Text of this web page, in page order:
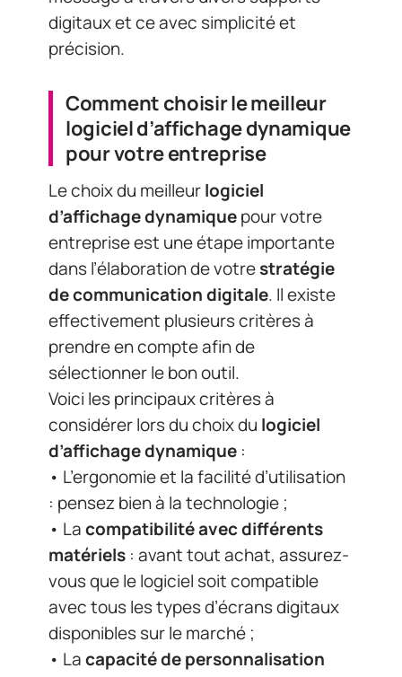
d’affichage dynamiquepour votre
entreprise est une étape importante
dans l’élaboration de votre
de communication digitale
. Il existe
effectivement plusieurs critères à
prendre en compte afin de
sélectionner le bon outil.
Voici les principaux critères à
considérer lors du choix dulogiciel
d’affichage dynamique:
• L’ergonomie et la facilité d’utilisation
: pensez bien à la technologie ;
• Lacompatibilité avec différents
matériels: avant tout achat, assurez-
vous que le logiciel soit compatible
avec tous les types d’écrans digitaux
disponibles sur le marché ;
• Lacapacité de personnalisation
des contenus: choisissez un logiciel
offrant des fonctionnalités avancées
permettant la création et la diffusion
rapide des contenus personnalisés
selon vos besoins spécifiques ;
• L’accès aux statistiques et
données clés: veillez aussi au fait que
le logiciel intègre une fonctionnalité